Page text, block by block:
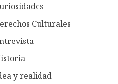
Culturales
y realidad